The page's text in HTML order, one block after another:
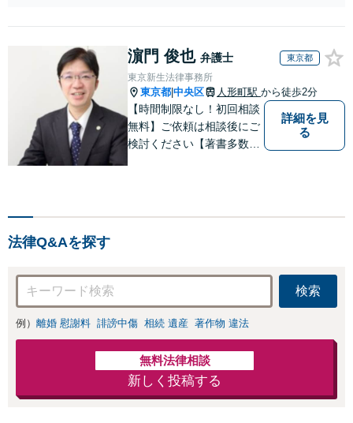
負担を軽減「弁護
士の交渉で慰謝料
交渉も対応可」
【完全個室対応】
報開示請求をおこ
お店の風評被害対
防止のために尽
力」加害者側の対
応可：開示請求の
意見照会が来たと
きの対処法、被害
濵門 俊也 弁護士 東京都
東京新生法律事務所
東京都 中央区 人形町駅 から徒歩2分
【時間制限なし！初回相談
無料】ご依頼は相談後にご
検討ください【著書多数】
詳細を見
る
法律Q&Aを探す
検索
例） 離婚 慰謝料 誹謗中傷 相続 遺産 著作物 違法
無料法律相談
新しく投稿する